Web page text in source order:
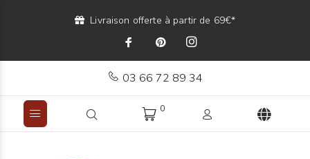
Livraison offerte à partir de 69€*
03 66 72 89 34
0